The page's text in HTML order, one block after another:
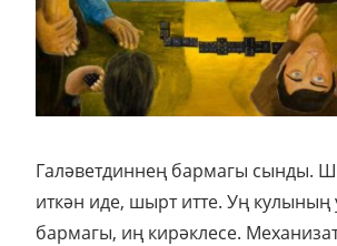
Галәветдиннең бармагы сынды.
иткән иде, шырт итте. Уң кулының
бармагы, иң кирәклесе.